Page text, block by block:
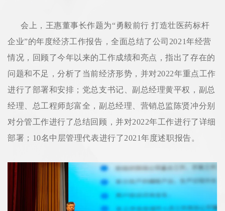
会上，王惠董事长作题为“勇毅前行 打造壮医药标杆
企业”的年度经济工作报告，全面总结了公司2021年经营
情况，回顾了今年以来的工作成绩和亮点，指出了存在的
问题和不足，分析了当前经济形势，并对2022年重点工作
进行了部署和安排；党总支书记、副总经理黄平权，副总
经理、总工程师彭富全，副总经理、营销总监陈贤冲分别
对分管工作进行了总结回顾，并对2022年工作进行了详细
部署；10名中层管理代表进行了2021年度述职报告。